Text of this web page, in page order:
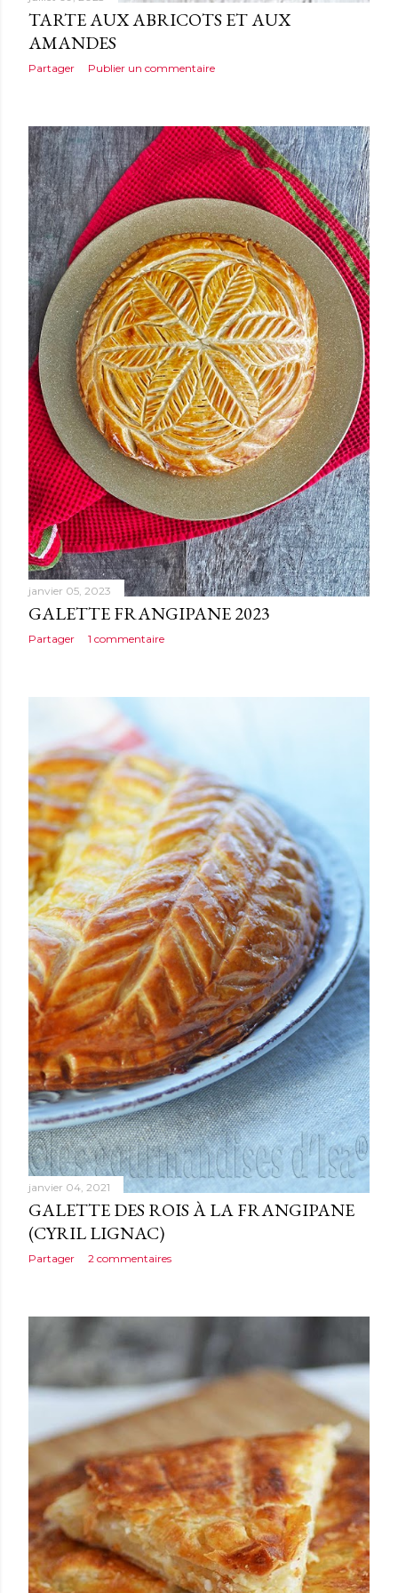
TARTE AUX ABRICOTS ET AUX
AMANDES
Partager Publier un commentaire
janvier 05, 2023
GALETTE FRANGIPANE 2023
Partager 1 commentaire
janvier 04, 2021
GALETTE DES ROIS À LA FRANGIPANE
(CYRIL LIGNAC)
Partager 2 commentaires